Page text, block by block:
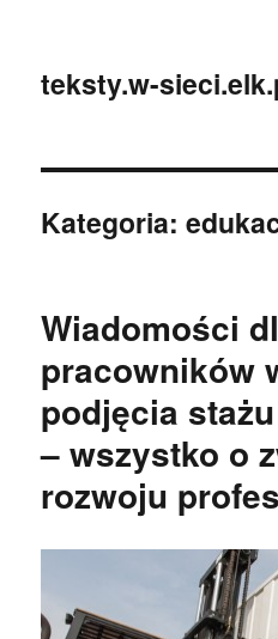
teksty.w-
Kategoria:
Wiadomości
pracowników
podjęcia
– wszystko o
rozwoju